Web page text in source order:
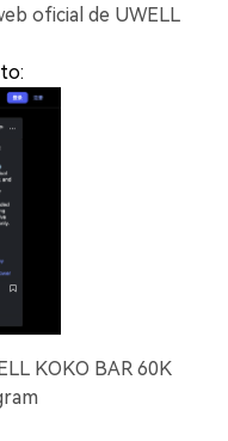
oficial de UWELL
KOKO BAR 60K